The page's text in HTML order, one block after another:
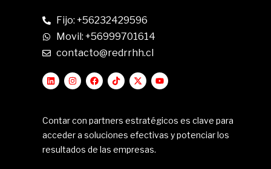
Fijo: +56232429596
Movil: +56999701614
contacto@redrrhh.cl
Contar con partners estratégicos es clave para
acceder a soluciones efectivas y potenciar los
resultados de las empresas.